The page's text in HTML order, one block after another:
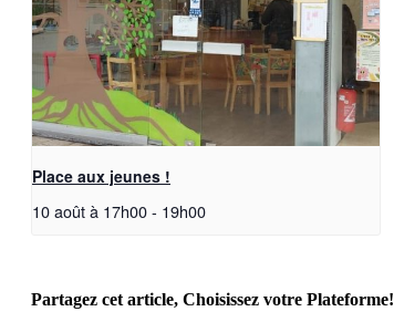
Place aux jeunes !
10 août à 17h00- 19h00
Partagez cet article, Choisissez votre Plateforme!